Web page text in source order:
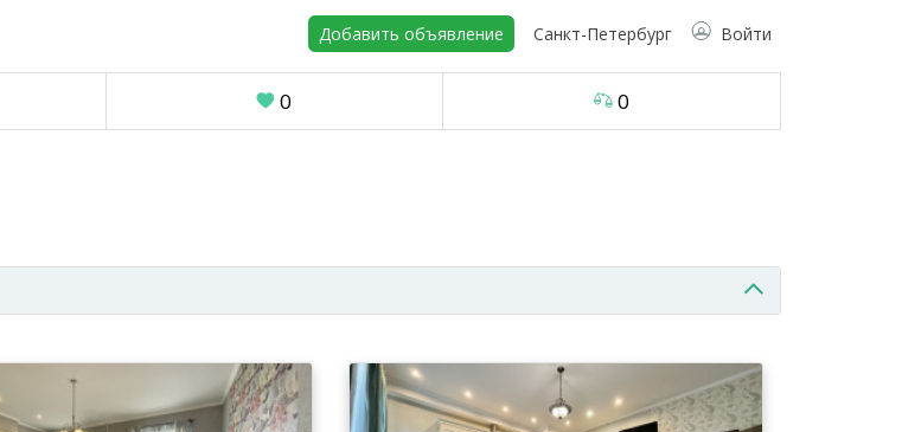
Добавить объявление Санкт-Петербург Войти
0 0